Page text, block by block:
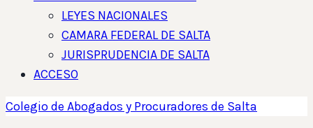
LEYES NACIONALES
CAMARA FEDERAL DE SALTA
JURISPRUDENCIA DE SALTA
ACCESO
Colegio de Abogados y Procuradores de Salta